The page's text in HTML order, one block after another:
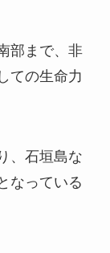
部まで、非
ての生命力
、石垣島な
なっている